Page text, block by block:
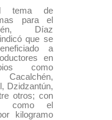
tema de
para el
Díaz
que se
a
en
como
Dzidzantún,
otros; con
como el
kilogramo